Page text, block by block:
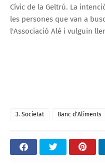
Cívic de la Geltrú. La
les persones que van a
l'Associació Alè i vulguin
3. Societat Banc d'Aliments